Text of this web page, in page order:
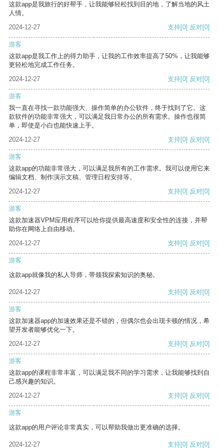
这款app是我旅行的好帮手，让我能够轻松找到目的地，了解当地的风土
人情。
2024-12-27
支持[0] 反对[0]
游客
这款app是我工作上的得力助手，让我的工作效率提高了50%，让我能够
更轻松地完成工作任务。
2024-12-27
支持[0] 反对[0]
游客
我一直在寻找一款功能强大、操作简单的办公软件，终于找到了它。这
款软件的功能非常强大，可以满足我日常办公的所有需求。操作也很简
单，即使是小白也能快速上手。
2024-12-27
支持[0] 反对[0]
游客
这款app的功能非常强大，可以满足我所有的工作需求。我可以使用它来
编辑文档、制作演示文稿、管理日程安排等。
2024-12-27
支持[0] 反对[0]
游客
这款加速器VPM应用程序可以给你提供最高速度和安全性的连接，并帮
助你在网络上自由移动。
2024-12-27
支持[0] 反对[0]
游客
这款app就像我的私人导师，带领我探索知识的奥秘。
2024-12-27 支持[0] 反对[0]
游客
这款加速器app的加速效果还是不错的，但偶尔也会出现卡顿的情况，希
望开发者能够优化一下。
2024-12-27
支持[0] 反对[0]
游客
这款app的课程非常丰富，可以满足我不同的学习需求，让我能够找到自
己感兴趣的知识。
2024-12-27
支持[0] 反对[0]
游客
这款app的用户评论非常真实，可以帮助我做出更准确的选择。
2024-12-27 支持[0] 反对[0]